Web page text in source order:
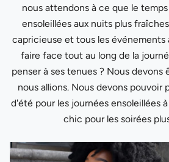
nous attendons à ce que le
ensoleillées aux nuits plus
capricieuse et tous les événements
faire face tout au long de la
penser à ses tenues ? Nous devons
nous allions. Nous devons pouvoir
d'été pour les journées ensoleillées
chic pour les soirées